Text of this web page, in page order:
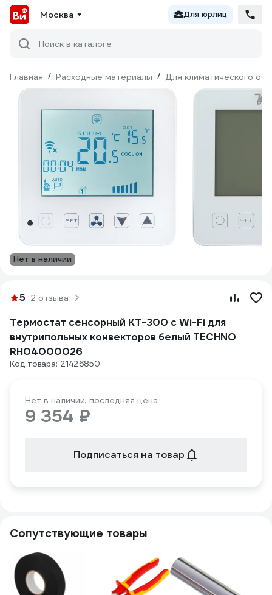
Москва Для юрлиц
Поиск в каталоге
Главная / Расходные материалы / Для климатического
Нет в наличии
5 2 отзыва
Термостат сенсорный KT-300 с Wi-Fi для
внутрипольных конвекторов белый TECHNO
RH04000026
Код товара: 21426850
Нет в наличии, последняя цена
9 354 ₽
Подписаться на товар
Сопутствующие товары